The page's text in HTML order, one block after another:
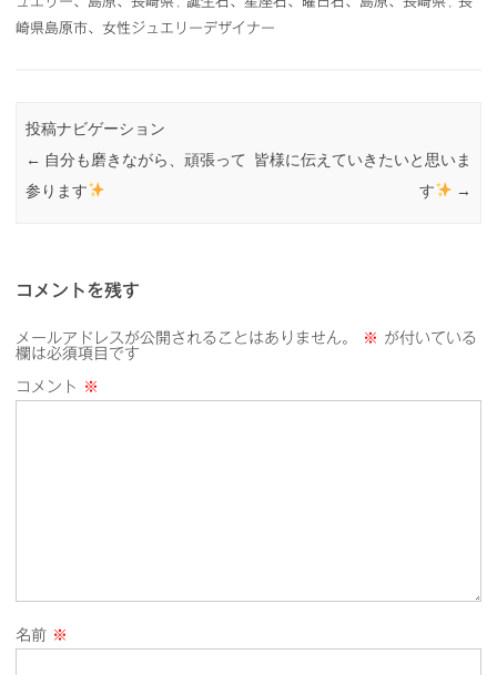
崎県島原市、女性ジュエリーデザイナー
投稿ナビゲーション
← 自分も磨きながら、頑張って
参ります
皆様に伝えていきたいと思いま
す
→
コメントを残す
メールアドレスが公開されることはありません。 ※ が付いている
欄は必須項目です
コメント ※
名前 ※